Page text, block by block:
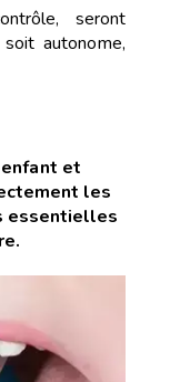
seront
autonome,
et
les
essentielles